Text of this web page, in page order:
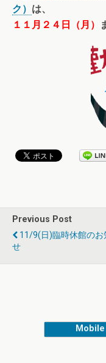
ク） は、
１１月２４日（月）
Previous Post
11/9(日)臨時休館のお
せ
Mobile